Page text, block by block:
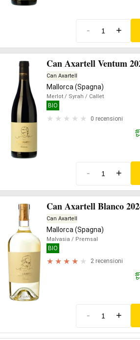
- +
Can Axartell Ventum
Can Axartell
Mallorca (Spagna)
Merlot / Syrah / Callet
BIO
0 recensioni
- +
Can Axartell Blanco
Can Axartell
Mallorca (Spagna)
Malvasia / Premsal
BIO
2 recensioni
- +